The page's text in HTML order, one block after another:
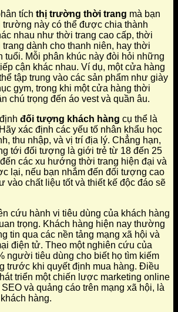
tích thị trường thời trang mà bạn
trường này có thể được chia thành
nhau như thời trang cao cấp, thời
dành cho thanh niên, hay thời
Mỗi phân khúc này đòi hỏi những
cận khác nhau. Ví dụ, một cửa hàng
tập trung vào các sản phẩm như giày
gym, trong khi một cửa hàng thời
chú trọng đến áo vest và quần âu.
đối tượng khách hàng cụ thể là
xác định các yếu tố nhân khẩu học
thu nhập, và vị trí địa lý. Chẳng hạn,
tới đối tượng là giới trẻ từ 18 đến 25
các xu hướng thời trang hiện đại và
lại, nếu bạn nhắm đến đối tượng cao
vào chất liệu tốt và thiết kế độc đáo sẽ
cứu hành vi tiêu dùng của khách hàng
trọng. Khách hàng hiện nay thường
tin qua các nền tảng mạng xã hội và
điện tử. Theo một nghiên cứu của
người tiêu dùng cho biết họ tìm kiếm
trước khi quyết định mua hàng. Điều
triển một chiến lược marketing online
và quảng cáo trên mạng xã hội, là
hàng.